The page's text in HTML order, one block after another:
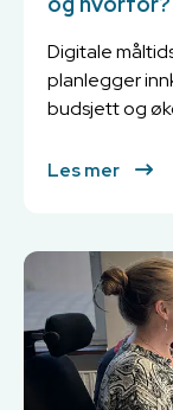
Digitale
planlegger
budsjett og
Les mer